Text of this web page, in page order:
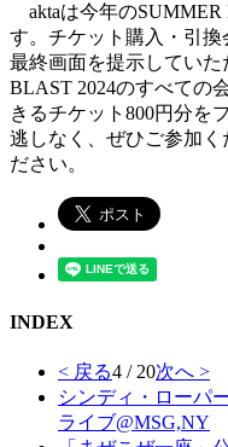
aktaは今年のSUMMER
す。チケット購入・引
最終画面を提示していた
BLAST 2024のすべての
きるチケット800円分を
逃しなく、ぜひご参加く
ださい。
INDEX
< 戻る4 / 20次へ >
シンディ・ローパ
ライブ@MSG,NY